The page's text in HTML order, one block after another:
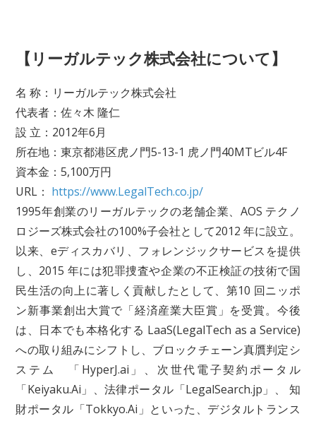
【リーガルテック株式会社について】
名 称：リーガルテック株式会社
代表者：佐々木 隆仁
設 立：2012年6月
所在地：東京都港区虎ノ門5-13-1 虎ノ門40MTビル4F
資本金：5,100万円
URL： https://www.LegalTech.co.jp/
1995年創業のリーガルテックの老舗企業、AOS テクノ
ロジーズ株式会社の100%子会社として2012 年に設立。
以来、eディスカバリ、フォレンジックサービスを提供
し、2015 年には犯罪捜査や企業の不正検証の技術で国
民生活の向上に著しく貢献したとして、第10 回ニッポ
ン新事業創出大賞で「経済産業大臣賞」を受賞。今後
は、日本でも本格化する LaaS(LegalTech as a Service)
への取り組みにシフトし、ブロックチェーン真贋判定シ
ステム 「HyperJ.ai」、次世代電子契約ポータル
「Keiyaku.Ai」、法律ポータル「LegalSearch.jp」、 知
財ポータル「Tokkyo.Ai」といった、デジタルトランス